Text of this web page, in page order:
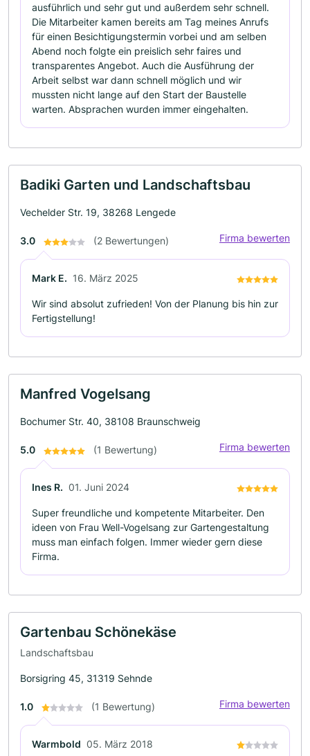
ausführlich und sehr gut und außerdem sehr schnell.
Die Mitarbeiter kamen bereits am Tag meines Anrufs
für einen Besichtigungstermin vorbei und am selben
Abend noch folgte ein preislich sehr faires und
transparentes Angebot. Auch die Ausführung der
Arbeit selbst war dann schnell möglich und wir
mussten nicht lange auf den Start der Baustelle
warten. Absprachen wurden immer eingehalten.
Badiki Garten und Landschaftsbau
Vechelder Str. 19, 38268 Lengede
3.0 (2 Bewertungen) Firma bewerten
Mark E. 16. März 2025
Wir sind absolut zufrieden! Von der Planung bis hin zur
Fertigstellung!
Manfred Vogelsang
Bochumer Str. 40, 38108 Braunschweig
5.0 (1 Bewertung) Firma bewerten
Ines R. 01. Juni 2024
Super freundliche und kompetente Mitarbeiter. Den
ideen von Frau Well-Vogelsang zur Gartengestaltung
muss man einfach folgen. Immer wieder gern diese
Firma.
Gartenbau Schönekäse
Landschaftsbau
Borsigring 45, 31319 Sehnde
1.0 (1 Bewertung) Firma bewerten
Warmbold 05. März 2018